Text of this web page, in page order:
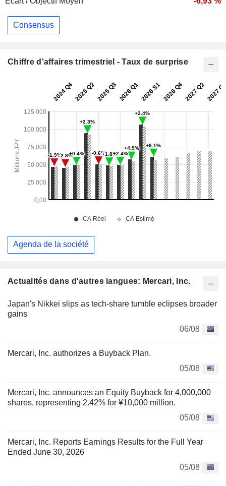
Actualités dans d'autres langues: Mercari, Inc.
Japan's Nikkei slips as tech-share tumble eclipses broader
gains
06/08
Mercari, Inc. authorizes a Buyback Plan.
05/08
Mercari, Inc. announces an Equity Buyback for 4,000,000
shares, representing 2.42% for ¥10,000 million.
05/08
Mercari, Inc. Reports Earnings Results for the Full Year
Ended June 30, 2026
05/08
Consensus
Chiffre d'affaires trimestriel - Taux de surprise
Agenda de la société